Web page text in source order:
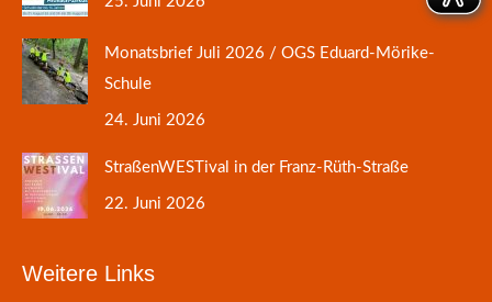
Monatsbrief Juli 2026 / OGS Eduard-Mörike-
Schule
24. Juni 2026
StraßenWESTival in der Franz-Rüth-Straße
22. Juni 2026
Weitere Links